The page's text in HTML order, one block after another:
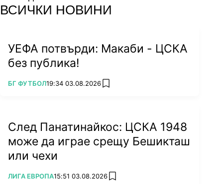
ВСИЧКИ НОВИНИ
УЕФА потвърди: Макаби - ЦСКА
без публика!
ПОВЕЧЕ ОТ
БГ ФУТБОЛ19:34 03.08.2026 add favorites
След Панатинайкос: ЦСКА 1948
може да играе срещу Бешикташ
или чехи
ПОВЕЧЕ ОТ
ЛИГА ЕВРОПА15:51 03.08.2026 add favorites